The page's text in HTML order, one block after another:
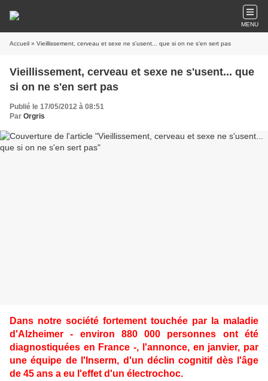
MENU
Accueil » Vieillissement, cerveau et sexe ne s'usent... que si on ne s'en sert pas
Vieillissement, cerveau et sexe ne s'usent... que
si on ne s'en sert pas
Publié le 17/05/2012 à 08:51
Par Orgris
Dans notre société fortement touchée par la maladie
d'Alzheimer - environ 880 000 personnes ont été
diagnostiquées en France -, l'annonce, en janvier, par
une équipe de l'Inserm, d'un déclin cognitif dès l'âge
de 45 ans a eu l'effet d'un électrochoc.